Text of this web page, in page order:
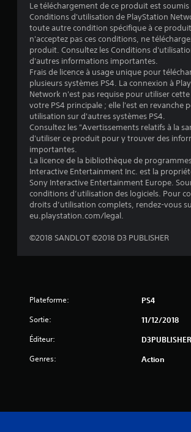
Le téléchargement de ce produit est soumis
Conditions d'utilisation de PlayStation
toute autre condition spécifique à ce
n'acceptez pas ces conditions, ne
produit. Consultez les Conditions
d'autres informations importantes.
Frais de licence à usage unique pour
plusieurs systèmes PS4. La connexion à
Network n'est pas requise pour utiliser cette
votre PS4 principale ; elle l'est en revanche
utilisation sur d'autres systèmes PS4.
Consultez les "Avertissements relatifs à la
d'utiliser ce produit pour y trouver des
importantes.
La licence de la bibliothèque de
Interactive Entertainment Inc. est la
Sony Interactive Entertainment Europe.
conditions d’utilisation des logiciels. Pour
droits d’utilisation complets, rendez-vous
eu.playstation.com/legal.
©2018 SANDLOT ©2018 D3 PUBLISHER
Plateforme: PS4
Sortie: 11/12/2018
Éditeur: D3PUBLISHER
Genres: Action